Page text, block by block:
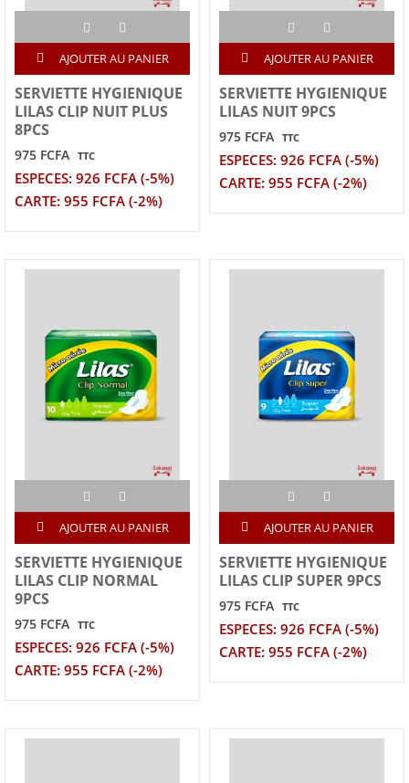
AJOUTER AU PANIER
SERVIETTE HYGIENIQUE
LILAS CLIP NUIT PLUS
8PCS
975 FCFA TTC
ESPECES: 926 FCFA (-5%)
CARTE: 955 FCFA (-2%)
AJOUTER AU PANIER
SERVIETTE HYGIENIQUE
LILAS NUIT 9PCS
975 FCFA TTC
ESPECES: 926 FCFA (-5%)
CARTE: 955 FCFA (-2%)
AJOUTER AU PANIER
SERVIETTE HYGIENIQUE
LILAS CLIP NORMAL
9PCS
975 FCFA TTC
ESPECES: 926 FCFA (-5%)
CARTE: 955 FCFA (-2%)
AJOUTER AU PANIER
SERVIETTE HYGIENIQUE
LILAS CLIP SUPER 9PCS
975 FCFA TTC
ESPECES: 926 FCFA (-5%)
CARTE: 955 FCFA (-2%)